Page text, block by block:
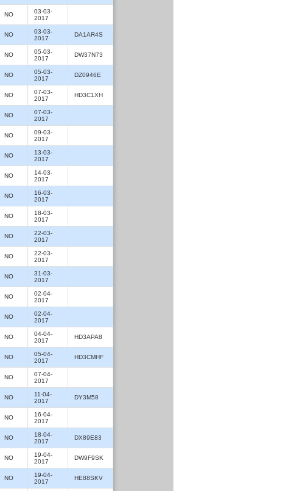
NO
03-03-
2017
NO
03-03-
2017
DA1AR4S
NO
05-03-
2017
DW37N73
NO
05-03-
2017
DZ0946E
NO
07-03-
2017
HD3C1XH
NO
07-03-
2017
NO
09-03-
2017
NO
13-03-
2017
NO
14-03-
2017
NO
16-03-
2017
NO
18-03-
2017
NO
22-03-
2017
NO
22-03-
2017
NO
31-03-
2017
NO
02-04-
2017
NO
02-04-
2017
NO
04-04-
2017
HD3APA8
NO
05-04-
2017
HD3CMHF
NO
07-04-
2017
NO
11-04-
2017
DY3M58
NO
16-04-
2017
NO
18-04-
2017
DX89E83
NO
19-04-
2017
DW9F9SK
NO
19-04-
2017
HE88SKV